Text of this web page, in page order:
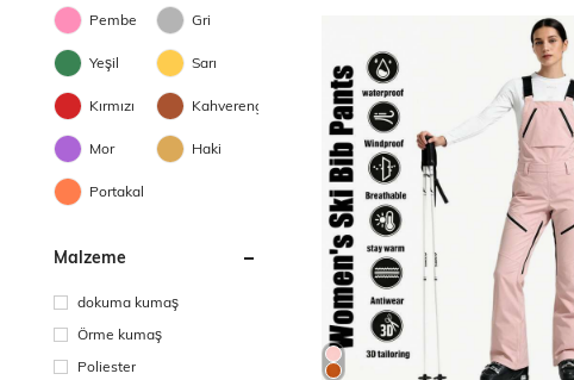
Pembe Gri
Yeşil Sarı
Kırmızı Kahverengi
Mor Haki
Portakal
Malzeme
dokuma kumaş
Örme kumaş
Poliester